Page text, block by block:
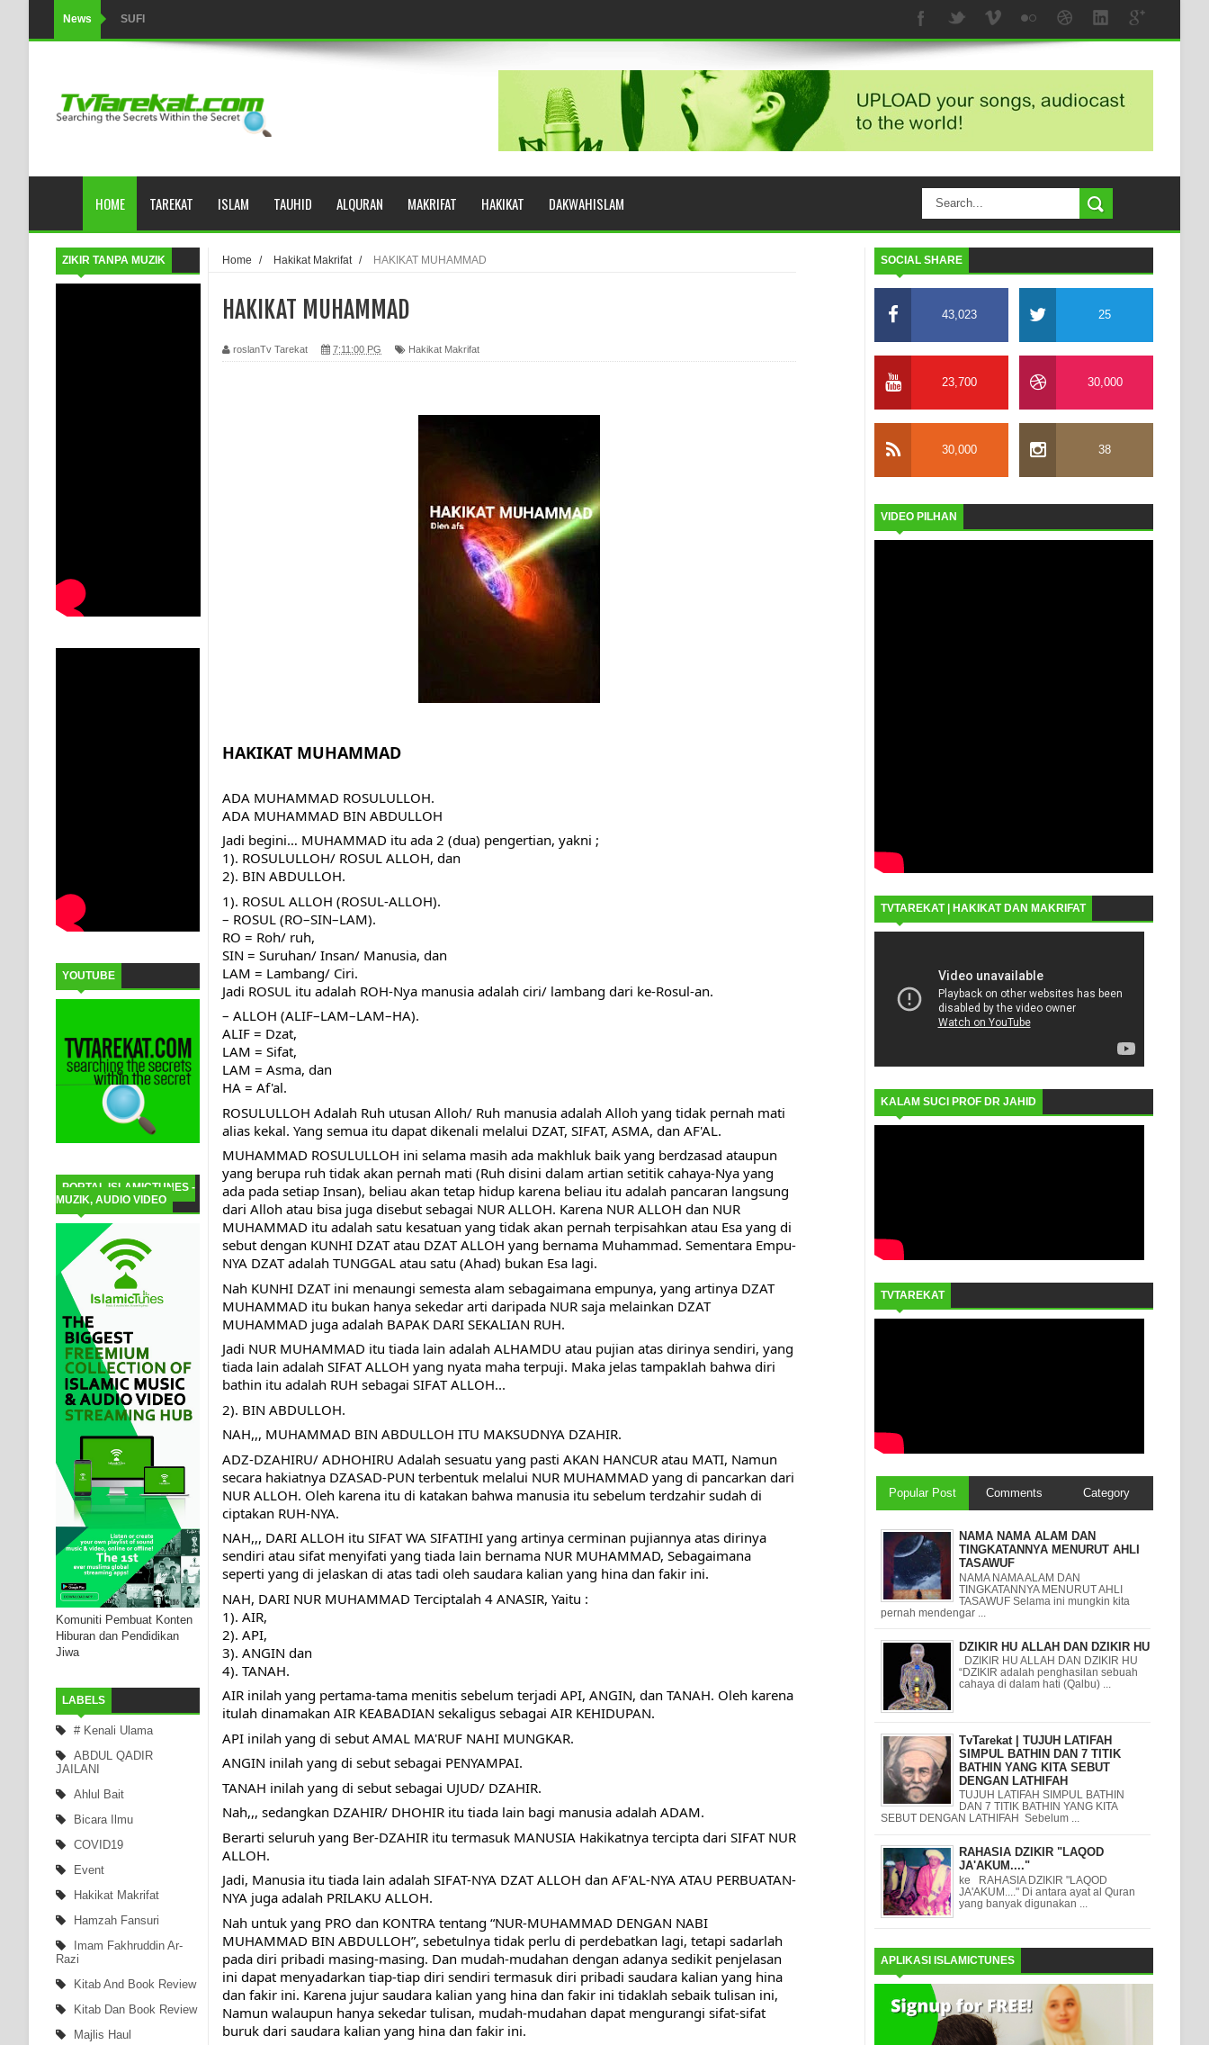
News SUFI
Tertipu: Sehat dan Waktu Luang
HIKMAH AL-HIKAM IMAM IBNU ‘AṬĀ’ILLĀH - Peringkat-peringkat Zikir
AHLI SUFFAH: GOLONGAN SUFI PERTAMA DI ZAMAN RASULULLAH SAW?
WAHDATUL WUJUD (IBNU ARABI) DAN WAHDATUS SYUHUD (AHMAD SIRHINDI)
Wusul kepada Allah
Hati dan dua sayap
MUKASYAFAH MENURUT AHL AL-SUNNAH WAL JAMA'AH: BUKAN SEKADAR MELIHAT, TETAPI MENGENAL DIRI
SYARAHAN TINGKAT TINGGI TASAWWUF*
SHAYKH TAREKAT ATAU TUKANG SIHIR? JANGAN MUDAH TERPESONA, JANGAN JUGA MUDAH MENGHUKUM
DI TANGAN MURSYID, CINTA MENEMUKAN JALAN PULANG
RAWATAN TAREKAT: APABILA ALLAH MENYEMBUHKAN HATI, JIWA TURUT MENJADI KUAT
TASAWUF: BUKAN AJARAN PELIK, TETAPI JALAN MEMBERSIHKAN HATI
HOME TAREKAT ISLAM TAUHID ALQURAN MAKRIFAT HAKIKAT DAKWAHISLAM
ZIKIR TANPA MUZIK
YOUTUBE
PORTAL ISLAMICTUNES -
MUZIK, AUDIO VIDEO
Komuniti Pembuat Konten
Hiburan dan Pendidikan
Jiwa
LABELS
# Kenali Ulama
ABDUL QADIR
JAILANI
Ahlul Bait
Bicara Ilmu
COVID19
Event
Hakikat Makrifat
Hamzah Fansuri
Imam Fakhruddin Ar-
Razi
Kitab And Book Review
Kitab Dan Book Review
Majlis Haul
Home / Hakikat Makrifat / HAKIKAT MUHAMMAD
HAKIKAT MUHAMMAD
roslanTv Tarekat 7:11:00 PG Hakikat Makrifat
HAKIKAT MUHAMMAD
ADA MUHAMMAD ROSULULLOH.
ADA MUHAMMAD BIN ABDULLOH
Jadi begini… MUHAMMAD itu ada 2 (dua) pengertian, yakni ;
1). ROSULULLOH/ ROSUL ALLOH, dan
2). BIN ABDULLOH.
1). ROSUL ALLOH (ROSUL-ALLOH).
– ROSUL (RO–SIN–LAM).
RO = Roh/ ruh,
SIN = Suruhan/ Insan/ Manusia, dan
LAM = Lambang/ Ciri.
Jadi ROSUL itu adalah ROH-Nya manusia adalah ciri/ lambang dari ke-Rosul-an.
– ALLOH (ALIF–LAM–LAM–HA).
ALIF = Dzat,
LAM = Sifat,
LAM = Asma, dan
HA = Af'al.
ROSULULLOH Adalah Ruh utusan Alloh/ Ruh manusia adalah Alloh yang tidak pernah mati
alias kekal. Yang semua itu dapat dikenali melalui DZAT, SIFAT, ASMA, dan AF'AL.
MUHAMMAD ROSULULLOH ini selama masih ada makhluk baik yang berdzasad ataupun
yang berupa ruh tidak akan pernah mati (Ruh disini dalam artian setitik cahaya-Nya yang
ada pada setiap Insan), beliau akan tetap hidup karena beliau itu adalah pancaran langsung
dari Alloh atau bisa juga disebut sebagai NUR ALLOH. Karena NUR ALLOH dan NUR
MUHAMMAD itu adalah satu kesatuan yang tidak akan pernah terpisahkan atau Esa yang di
sebut dengan KUNHI DZAT atau DZAT ALLOH yang bernama Muhammad. Sementara Empu-
NYA DZAT adalah TUNGGAL atau satu (Ahad) bukan Esa lagi.
Nah KUNHI DZAT ini menaungi semesta alam sebagaimana empunya, yang artinya DZAT
MUHAMMAD itu bukan hanya sekedar arti daripada NUR saja melainkan DZAT
MUHAMMAD juga adalah BAPAK DARI SEKALIAN RUH.
Jadi NUR MUHAMMAD itu tiada lain adalah ALHAMDU atau pujian atas dirinya sendiri, yang
tiada lain adalah SIFAT ALLOH yang nyata maha terpuji. Maka jelas tampaklah bahwa diri
bathin itu adalah RUH sebagai SIFAT ALLOH...
2). BIN ABDULLOH.
NAH,,, MUHAMMAD BIN ABDULLOH ITU MAKSUDNYA DZAHIR.
ADZ-DZAHIRU/ ADHOHIRU Adalah sesuatu yang pasti AKAN HANCUR atau MATI, Namun
secara hakiatnya DZASAD-PUN terbentuk melalui NUR MUHAMMAD yang di pancarkan dari
NUR ALLOH. Oleh karena itu di katakan bahwa manusia itu sebelum terdzahir sudah di
ciptakan RUH-NYA.
NAH,,, DARI ALLOH itu SIFAT WA SIFATIHI yang artinya cerminan pujiannya atas dirinya
sendiri atau sifat menyifati yang tiada lain bernama NUR MUHAMMAD, Sebagaimana
seperti yang di jelaskan di atas tadi oleh saudara kalian yang hina dan fakir ini.
NAH, DARI NUR MUHAMMAD Terciptalah 4 ANASIR, Yaitu :
1). AIR,
2). API,
3). ANGIN dan
4). TANAH.
AIR inilah yang pertama-tama menitis sebelum terjadi API, ANGIN, dan TANAH. Oleh karena
itulah dinamakan AIR KEABADIAN sekaligus sebagai AIR KEHIDUPAN.
API inilah yang di sebut AMAL MA'RUF NAHI MUNGKAR.
ANGIN inilah yang di sebut sebagai PENYAMPAI.
TANAH inilah yang di sebut sebagai UJUD/ DZAHIR.
Nah,,, sedangkan DZAHIR/ DHOHIR itu tiada lain bagi manusia adalah ADAM.
Berarti seluruh yang Ber-DZAHIR itu termasuk MANUSIA Hakikatnya tercipta dari SIFAT NUR
ALLOH.
Jadi, Manusia itu tiada lain adalah SIFAT-NYA DZAT ALLOH dan AF'AL-NYA ATAU PERBUATAN-
NYA juga adalah PRILAKU ALLOH.
Nah untuk yang PRO dan KONTRA tentang “NUR-MUHAMMAD DENGAN NABI
MUHAMMAD BIN ABDULLOH”, sebetulnya tidak perlu di perdebatkan lagi, tetapi sadarlah
pada diri pribadi masing-masing. Dan mudah-mudahan dengan adanya sedikit penjelasan
ini dapat menyadarkan tiap-tiap diri sendiri termasuk diri pribadi saudara kalian yang hina
dan fakir ini. Karena jujur saudara kalian yang hina dan fakir ini tidaklah sebaik tulisan ini,
Namun walaupun hanya sekedar tulisan, mudah-mudahan dapat mengurangi sifat-sifat
buruk dari saudara kalian yang hina dan fakir ini.
SOCIAL SHARE
43,023 25
23,700 30,000
30,000 38
VIDEO PILHAN
TVTAREKAT | HAKIKAT DAN MAKRIFAT
KALAM SUCI PROF DR JAHID
TVTAREKAT
Popular Post Comments Category
NAMA NAMA ALAM DAN
TINGKATANNYA MENURUT AHLI
TASAWUF
NAMA NAMA ALAM DAN
TINGKATANNYA MENURUT AHLI
TASAWUF Selama ini mungkin kita
pernah mendengar ...
DZIKIR HU ALLAH DAN DZIKIR HU
DZIKIR HU ALLAH DAN DZIKIR HU
“DZIKIR adalah penghasilan sebuah
cahaya di dalam hati (Qalbu) ...
TvTarekat | TUJUH LATIFAH
SIMPUL BATHIN DAN 7 TITIK
BATHIN YANG KITA SEBUT
DENGAN LATHIFAH
TUJUH LATIFAH SIMPUL BATHIN
DAN 7 TITIK BATHIN YANG KITA
SEBUT DENGAN LATHIFAH Sebelum ...
RAHASIA DZIKIR "LAQOD
JA'AKUM...."
ke RAHASIA DZIKIR "LAQOD
JA'AKUM...." Di antara ayat al Quran
yang banyak digunakan ...
APLIKASI ISLAMICTUNES